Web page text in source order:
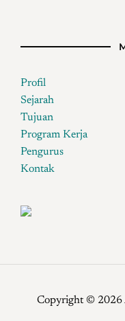
Profil
Sejarah
Tujuan
Program Kerja
Pengurus
Kontak
Copyright © 2026